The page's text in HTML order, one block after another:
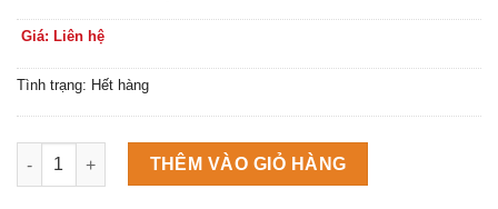
Giá: Liên hệ
Tình trạng: Hết hàng
Máy làm đá viên Scotsman NW458AS số lượng
THÊM VÀO GIỎ HÀNG